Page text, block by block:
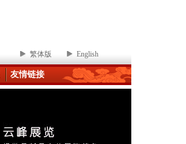
繁体版 English
友情链接